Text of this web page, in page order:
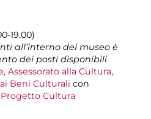
19.00)
all’interno del museo è
dei posti disponibili
Assessorato alla Cultura,
Beni Culturali con
Cultura